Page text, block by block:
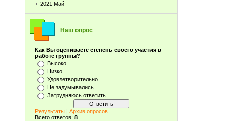
2021 Май
Наш опрос
Как Вы оцениваете степень своего участия в
работе группы?
Высоко
Низко
Удовлетворительно
Не задумывались
Затрудняюсь ответить
Результаты | Архив опросов
Всего ответов: 8